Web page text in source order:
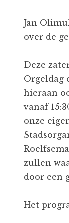
Jan
over de
Deze
Orgeldag
hieraan
vanaf
onze
zullen
door een
Het